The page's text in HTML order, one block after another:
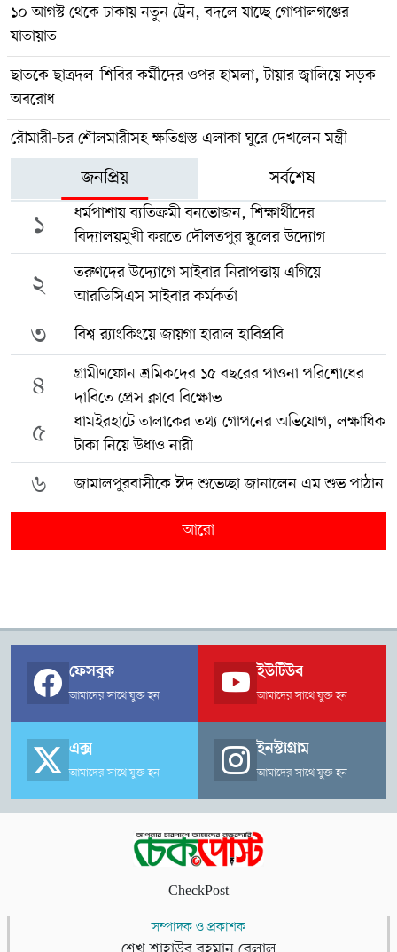
১০ আগস্ট থেকে ঢাকায় নতুন ট্রেন, বদলে যাচ্ছে গোপালগঞ্জের
যাতায়াত
ছাতকে ছাত্রদল-শিবির কর্মীদের ওপর হামলা, টায়ার জ্বালিয়ে সড়ক
অবরোধ
রৌমারী-চর শৌলমারীসহ ক্ষতিগ্রস্ত এলাকা ঘুরে দেখলেন মন্ত্রী
জনপ্রিয় সর্বশেষ
১
ধর্মপাশায় ব্যতিক্রমী বনভোজন, শিক্ষার্থীদের
বিদ্যালয়মুখী করতে দৌলতপুর স্কুলের উদ্যোগ
২
তরুণদের উদ্যোগে সাইবার নিরাপত্তায় এগিয়ে
আরডিসিএস সাইবার কর্মকর্তা
৩ বিশ্ব র‍্যাংকিংয়ে জায়গা হারাল হাবিপ্রবি
৪
গ্রামীণফোন শ্রমিকদের ১৫ বছরের পাওনা পরিশোধের
দাবিতে প্রেস ক্লাবে বিক্ষোভ
৫
ধামইরহাটে তালাকের তথ্য গোপনের অভিযোগ, লক্ষাধিক
টাকা নিয়ে উধাও নারী
৬ জামালপুরবাসীকে ঈদ শুভেচ্ছা জানালেন এম শুভ পাঠান
আরো
ফেসবুক
আমাদের সাথে যুক্ত হন
ইউটিউব
আমাদের সাথে যুক্ত হন
এক্স
আমাদের সাথে যুক্ত হন
ইনস্টাগ্রাম
আমাদের সাথে যুক্ত হন
CheckPost
সম্পাদক ও প্রকাশক